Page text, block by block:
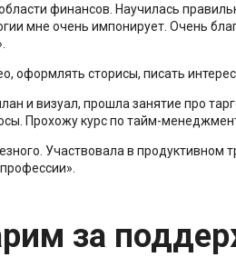
финансов. Научилась
мне очень импонирует. Очень
оформлять сторисы, писать
и визуал, прошла занятие про
Прохожу курс по тайм-
Участвовала в продуктивном
за